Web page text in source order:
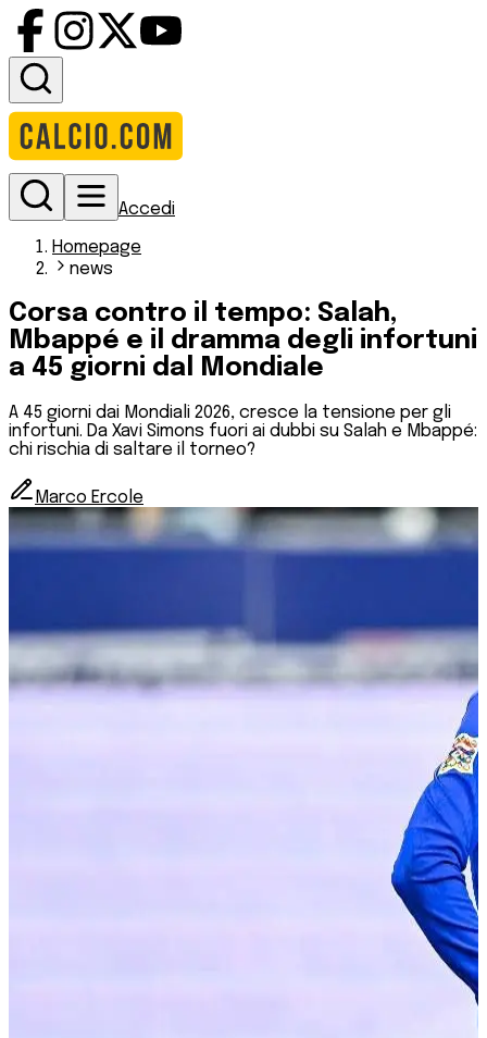
Accedi
Homepage
news
Corsa contro il tempo: Salah,
Mbappé e il dramma degli infortuni
a 45 giorni dal Mondiale
A 45 giorni dai Mondiali 2026, cresce la tensione per gli
infortuni. Da Xavi Simons fuori ai dubbi su Salah e Mbappé:
chi rischia di saltare il torneo?
Marco Ercole